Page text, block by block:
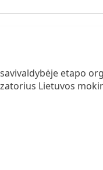
etapo
Lietuvos